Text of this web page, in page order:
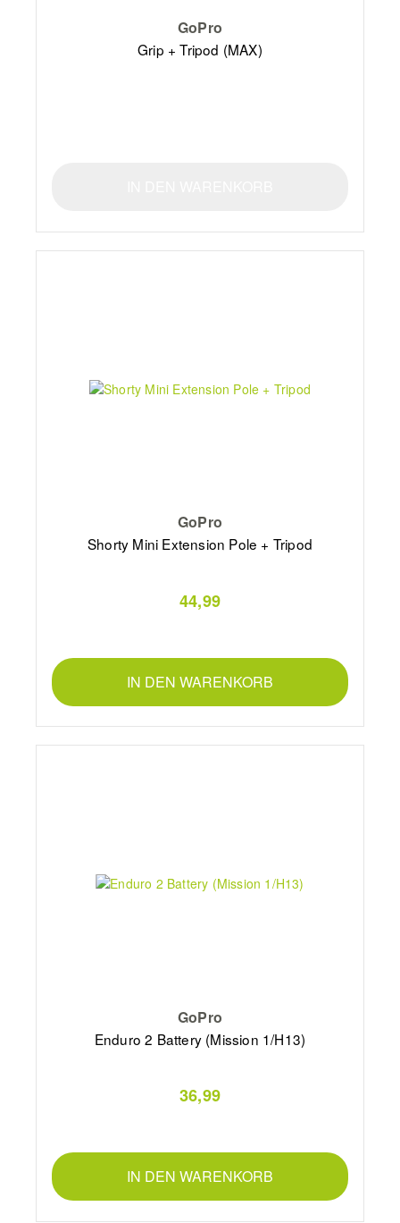
GoPro
Grip + Tripod (MAX)
GoPro
Shorty Mini Extension Pole + Tripod
44,99
IN DEN WARENKORB
GoPro
Enduro 2 Battery (Mission 1/H13)
36,99
IN DEN WARENKORB